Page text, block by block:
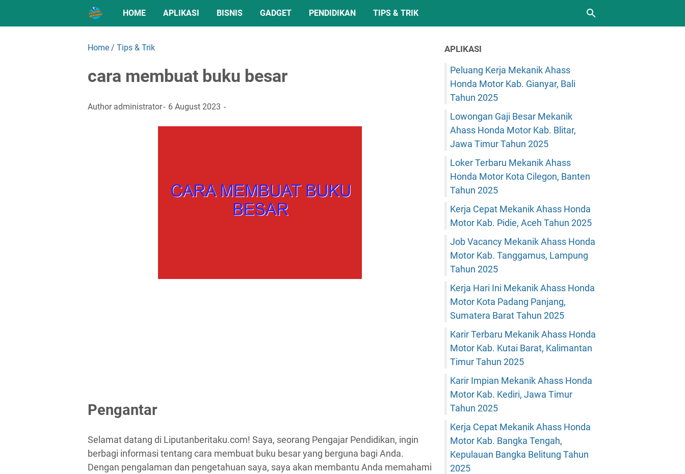
HOME APLIKASI BISNIS GADGET PENDIDIKAN TIPS & TRIK
Home / Tips & Trik
cara membuat buku besar
Author administrator 6 August 2023
Pengantar
Selamat datang di Liputanberitaku.com! Saya, seorang Pengajar Pendidikan, ingin
berbagi informasi tentang cara membuat buku besar yang berguna bagi Anda.
Dengan pengalaman dan pengetahuan saya, saya akan membantu Anda memahami
APLIKASI
Peluang Kerja Mekanik Ahass
Honda Motor Kab. Gianyar, Bali
Tahun 2025
Lowongan Gaji Besar Mekanik
Ahass Honda Motor Kab. Blitar,
Jawa Timur Tahun 2025
Loker Terbaru Mekanik Ahass
Honda Motor Kota Cilegon, Banten
Tahun 2025
Kerja Cepat Mekanik Ahass Honda
Motor Kab. Pidie, Aceh Tahun 2025
Job Vacancy Mekanik Ahass Honda
Motor Kab. Tanggamus, Lampung
Tahun 2025
Kerja Hari Ini Mekanik Ahass Honda
Motor Kota Padang Panjang,
Sumatera Barat Tahun 2025
Karir Terbaru Mekanik Ahass Honda
Motor Kab. Kutai Barat, Kalimantan
Timur Tahun 2025
Karir Impian Mekanik Ahass Honda
Motor Kab. Kediri, Jawa Timur
Tahun 2025
Kerja Cepat Mekanik Ahass Honda
Motor Kab. Bangka Tengah,
Kepulauan Bangka Belitung Tahun
2025